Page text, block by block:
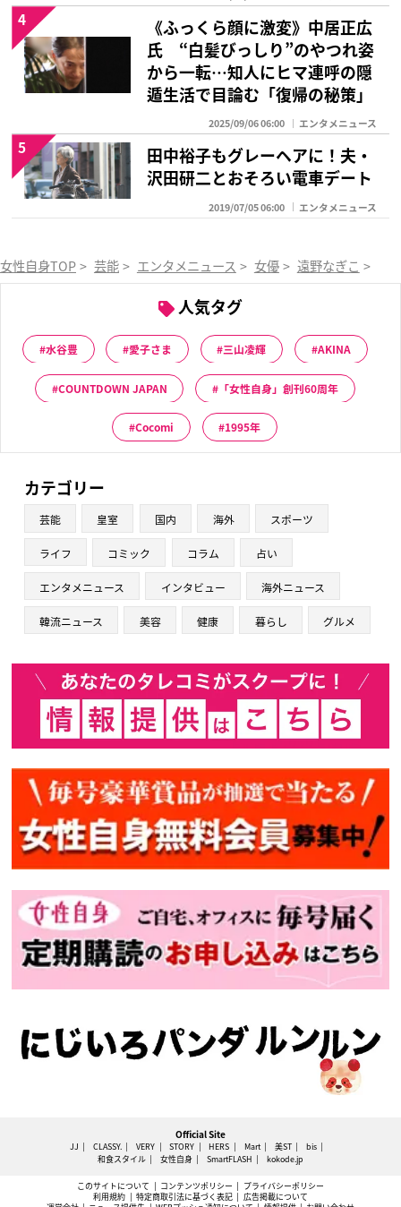
《ふっくら顔に激変》中居正広
氏 “白髪びっしり”のやつれ姿
から一転…知人にヒマ連呼の隠
遁生活で目論む「復帰の秘策」
2025/09/06 06:00 エンタメニュース
4
田中裕子もグレーヘアに！夫・
沢田研二とおそろい電車デート
2019/07/05 06:00 エンタメニュース
5
女性自身TOP > 芸能 > エンタメニュース > 女優 > 遠野なぎこ >
人気タグ
水谷豊 愛子さま 三山凌輝 AKINA
COUNTDOWN JAPAN 「女性自身」創刊60周年
Cocomi 1995年
カテゴリー
芸能 皇室 国内 海外 スポーツ
ライフ コミック コラム 占い
エンタメニュース インタビュー 海外ニュース
韓流ニュース 美容 健康 暮らし グルメ
Official Site
JJ CLASSY. VERY STORY HERS Mart 美ST
bis
和食スタイル
女性自身 SmartFLASH kokode.jp
このサイトについて コンテンツポリシー
プライバシーポリシー
利用規約
特定商取引法に基づく表記
広告掲載について